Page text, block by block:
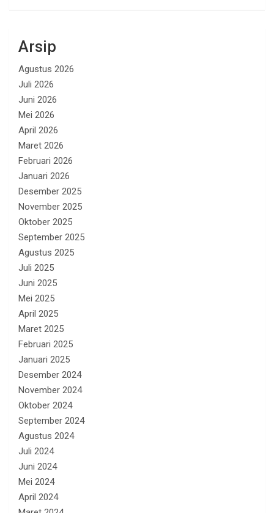
Arsip
Agustus 2026
Juli 2026
Juni 2026
Mei 2026
April 2026
Maret 2026
Februari 2026
Januari 2026
Desember 2025
November 2025
Oktober 2025
September 2025
Agustus 2025
Juli 2025
Juni 2025
Mei 2025
April 2025
Maret 2025
Februari 2025
Januari 2025
Desember 2024
November 2024
Oktober 2024
September 2024
Agustus 2024
Juli 2024
Juni 2024
Mei 2024
April 2024